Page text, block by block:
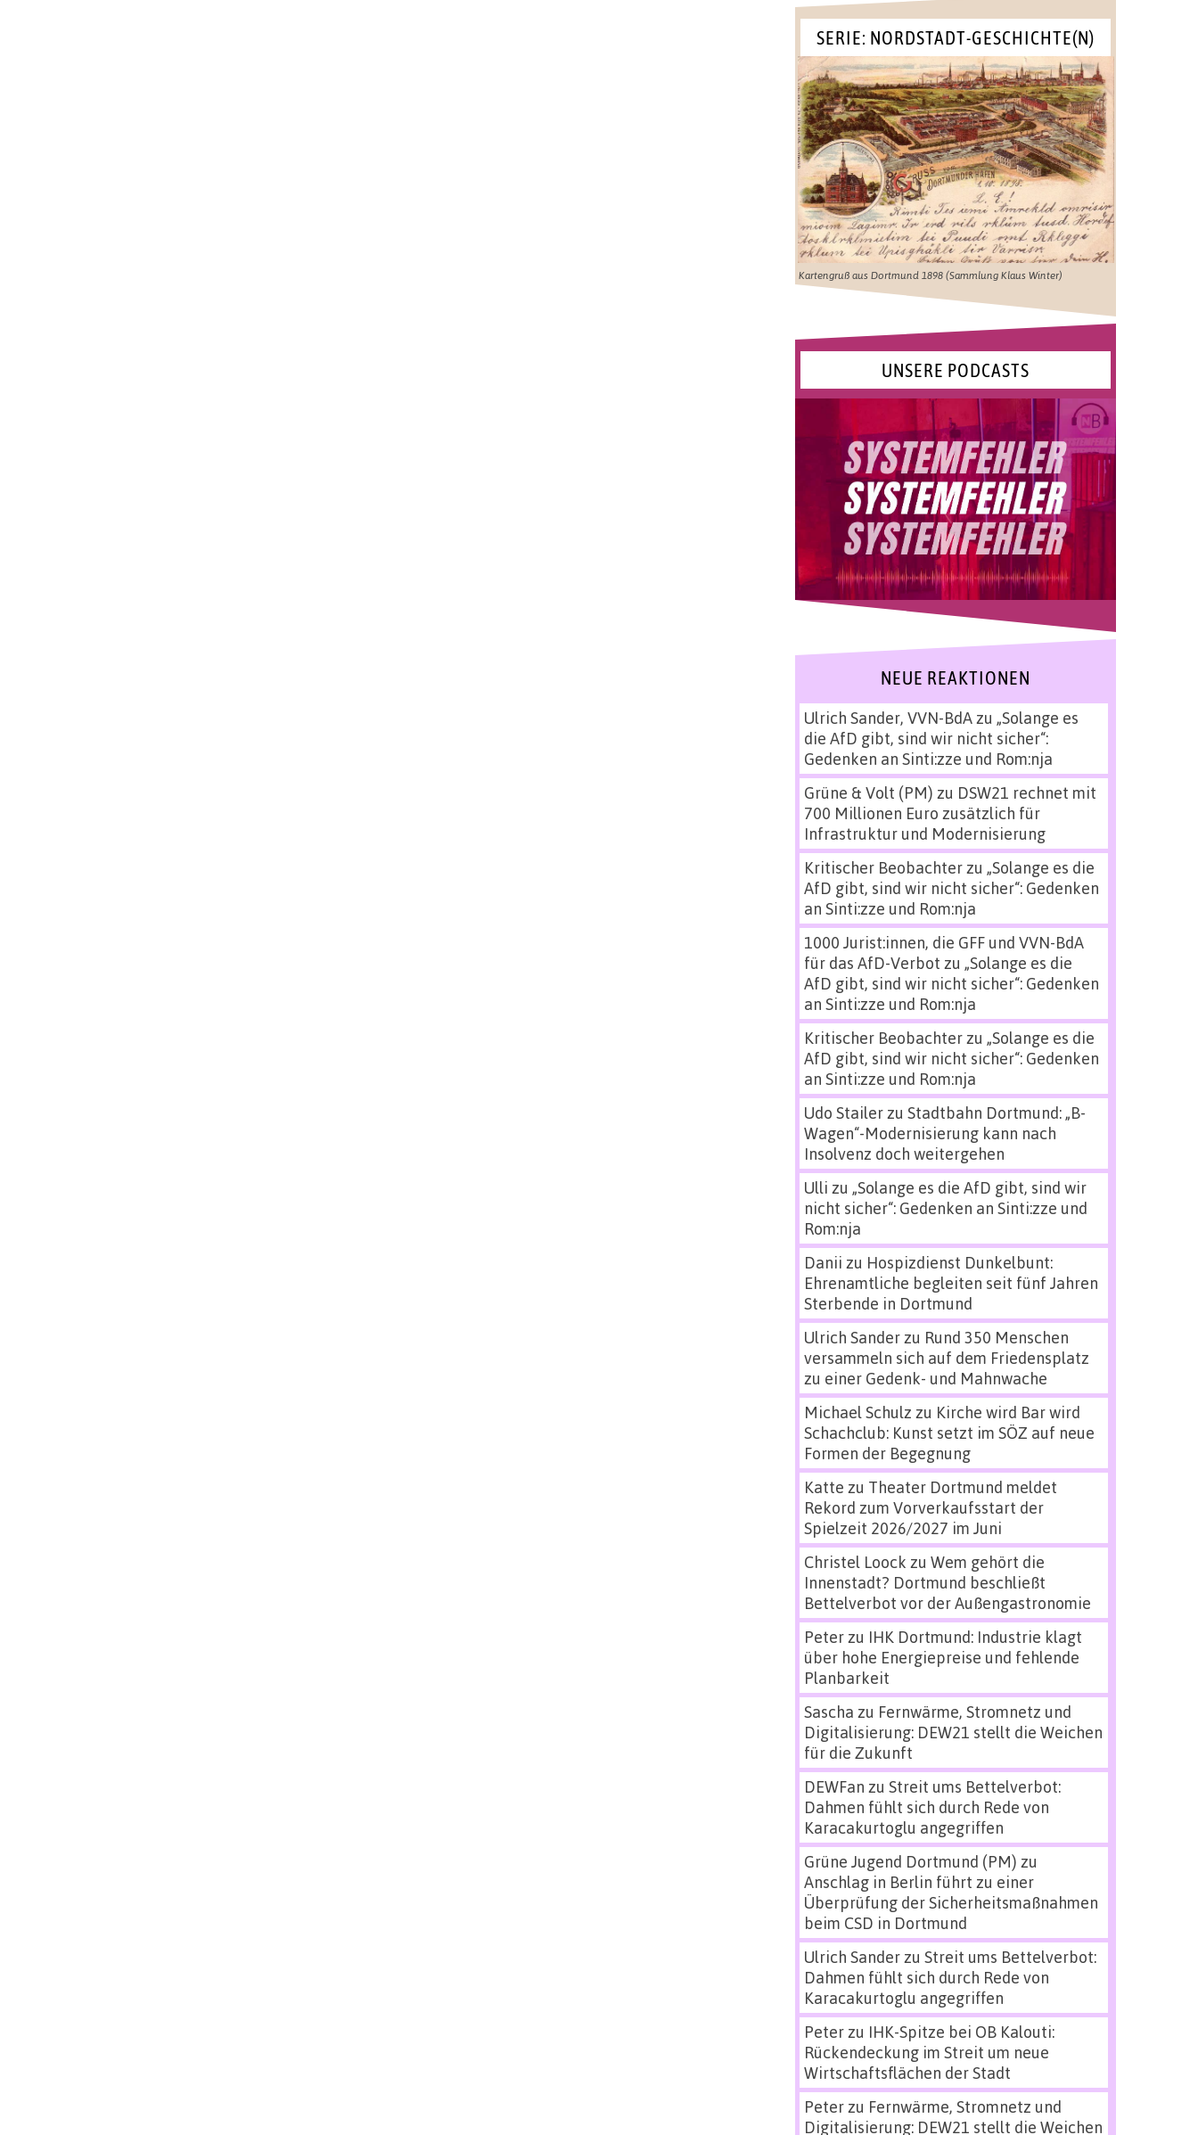
SERIE: NORDSTADT-GESCHICHTE(N)
Kartengruß aus Dortmund 1898 (Sammlung Klaus Winter)
UNSERE PODCASTS
NEUE REAKTIONEN
Ulrich Sander, VVN-BdAzu „Solange es
die AfD gibt, sind wir nicht sicher“:
Gedenken an Sinti:zze und Rom:nja
Grüne & Volt (PM) zu DSW21 rechnet mit
700 Millionen Euro zusätzlich für
Infrastruktur und Modernisierung
Kritischer Beobachterzu „Solange es die
AfD gibt, sind wir nicht sicher“: Gedenken
an Sinti:zze und Rom:nja
1000 Jurist:innen, die GFF und VVN-BdA
für das AfD-Verbot zu „Solange es die
AfD gibt, sind wir nicht sicher“: Gedenken
an Sinti:zze und Rom:nja
Kritischer Beobachterzu „Solange es die
AfD gibt, sind wir nicht sicher“: Gedenken
an Sinti:zze und Rom:nja
Udo Stailerzu Stadtbahn Dortmund: „B-
Wagen“-Modernisierung kann nach
Insolvenz doch weitergehen
Ulli zu „Solange es die AfD gibt, sind wir
nicht sicher“: Gedenken an Sinti:zze und
Rom:nja
Danii zu Hospizdienst Dunkelbunt:
Ehrenamtliche begleiten seit fünf Jahren
Sterbende in Dortmund
Ulrich Sanderzu Rund 350 Menschen
versammeln sich auf dem Friedensplatz
zu einer Gedenk- und Mahnwache
Michael Schulz zu Kirche wird Bar wird
Schachclub: Kunst setzt im SÖZ auf neue
Formen der Begegnung
Katte zu Theater Dortmund meldet
Rekord zum Vorverkaufsstart der
Spielzeit 2026/2027 im Juni
Christel Loock zu Wem gehört die
Innenstadt? Dortmund beschließt
Bettelverbot vor der Außengastronomie
Peterzu IHK Dortmund: Industrie klagt
über hohe Energiepreise und fehlende
Planbarkeit
Sascha zu Fernwärme, Stromnetz und
Digitalisierung: DEW21 stellt die Weichen
für die Zukunft
DEWFan zu Streit ums Bettelverbot:
Dahmen fühlt sich durch Rede von
Karacakurtoglu angegriffen
Grüne Jugend Dortmund (PM) zu
Anschlag in Berlin führt zu einer
Überprüfung der Sicherheitsmaßnahmen
beim CSD in Dortmund
Ulrich Sanderzu Streit ums Bettelverbot:
Dahmen fühlt sich durch Rede von
Karacakurtoglu angegriffen
Peterzu IHK-Spitze bei OB Kalouti:
Rückendeckung im Streit um neue
Wirtschaftsflächen der Stadt
Peterzu Fernwärme, Stromnetz und
Digitalisierung: DEW21 stellt die Weichen